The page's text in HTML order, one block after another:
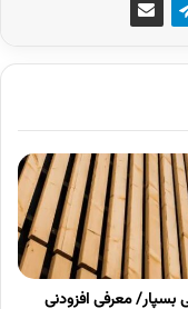
معرفی افزودنی